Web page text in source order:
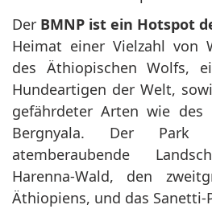
Der BMNP ist ein Hotspot
Heimat einer Vielzahl von
des Äthiopischen Wolfs,
Hundeartigen der Welt,
gefährdeter Arten wie des
Bergnyala. Der Park
atemberaubende
Harenna-Wald, den
Äthiopiens, und das Sanetti-